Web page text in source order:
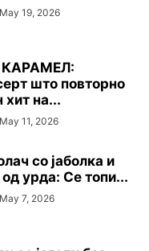
May 19, 2026
што повторно
хит на...
May 11, 2026
со јаболка и
урда: Се топи...
May 7, 2026